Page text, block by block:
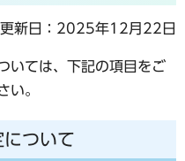
更新日：2025年12月22日
いては、下記の項目をご
い。
ついて